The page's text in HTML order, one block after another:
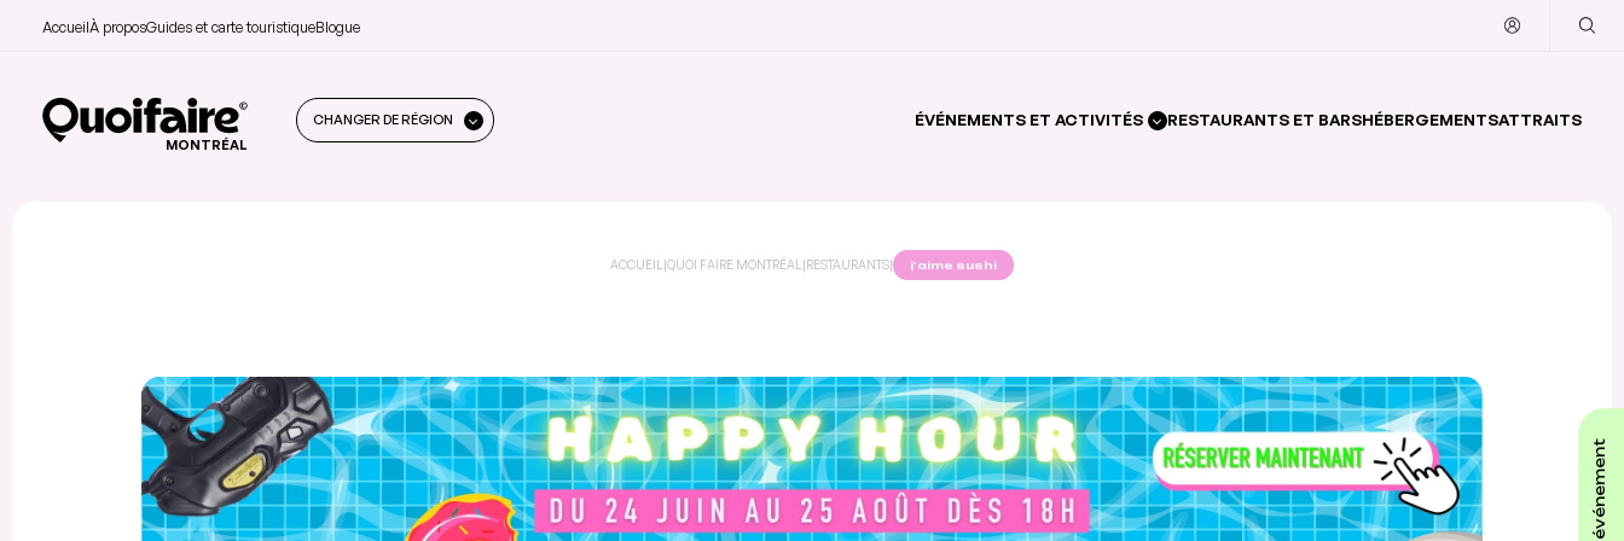
AccueilÀ proposGuides et carte touristiqueBlogue
MONTRÉAL
CHANGER DE RÉGION ÉVÉNEMENTS ET ACTIVITÉS RESTAURANTS ET BARSHÉBERGEMENTSATTRAITS
ACCUEIL |QUOI FAIRE MONTRÉAL |RESTAURANTS| j’aime sushi